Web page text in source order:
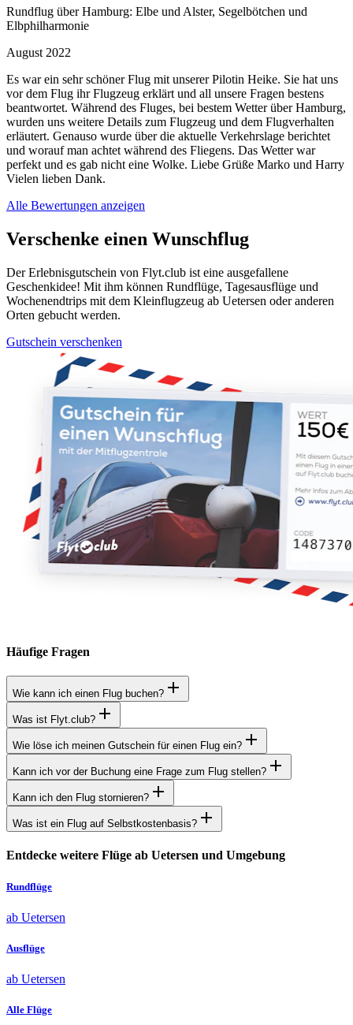
Rundflug über Hamburg: Elbe und Alster, Segelbötchen und
Elbphilharmonie
August 2022
Es war ein sehr schöner Flug mit unserer Pilotin Heike. Sie hat uns
vor dem Flug ihr Flugzeug erklärt und all unsere Fragen bestens
beantwortet. Während des Fluges, bei bestem Wetter über Hamburg,
wurden uns weitere Details zum Flugzeug und dem Flugverhalten
erläutert. Genauso wurde über die aktuelle Verkehrslage berichtet
und worauf man achtet während des Fliegens. Das Wetter war
perfekt und es gab nicht eine Wolke. Liebe Grüße Marko und Harry
Vielen lieben Dank.
Alle Bewertungen anzeigen
Verschenke einen Wunschflug
Der Erlebnisgutschein von Flyt.club ist eine ausgefallene
Geschenkidee! Mit ihm können Rundflüge, Tagesausflüge und
Wochenendtrips mit dem Kleinflugzeug ab Uetersen oder anderen
Orten gebucht werden.
Gutschein verschenken
Häufige Fragen
Wie kann ich einen Flug buchen?
Was ist Flyt.club?
Wie löse ich meinen Gutschein für einen Flug ein?
Kann ich vor der Buchung eine Frage zum Flug stellen?
Kann ich den Flug stornieren?
Was ist ein Flug auf Selbstkostenbasis?
Entdecke weitere Flüge ab Uetersen und Umgebung
Rundflüge
ab Uetersen
Ausflüge
ab Uetersen
Alle Flüge